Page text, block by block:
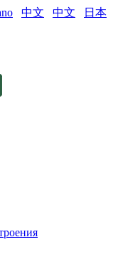
中文 中文
日本